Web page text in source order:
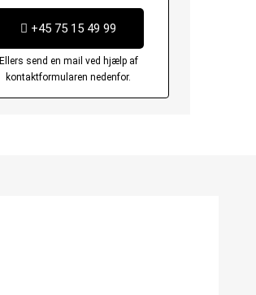
+45 75 15 49 99
Ellers send en mail ved hjælp af
kontaktformularen nedenfor.